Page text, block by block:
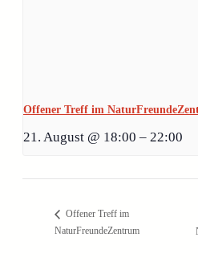
Offener Treff im
21. August @ 18:00 – 22:00
Offener Treff im
NaturFreundeZentrum